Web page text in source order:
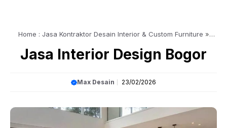
Home : Jasa Kontraktor Desain Interior & Custom Furniture »
Jasa Interior Design Bogor
Max Desain 23/02/2026